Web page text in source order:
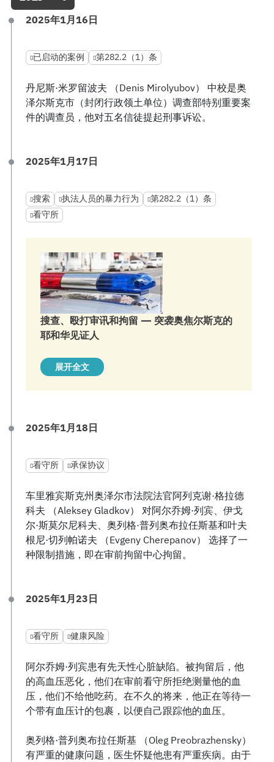
2025年1月16日
已启动的案例 第282.2（1）条
丹尼斯·米罗留波夫 （Denis Mirolyubov） 中校是奥
泽尔斯克市（封闭行政领土单位）调查部特别重要案
件的调查员，他对五名信徒提起刑事诉讼。
2025年1月17日
搜索 执法人员的暴力行为
第282.2（1）条
看守所
搜查、殴打审讯和拘留 — 突袭奥焦尔斯克的
耶和华见证人
展开全文
2025年1月18日
看守所 承保协议
车里雅宾斯克州奥泽尔市法院法官阿列克谢·格拉德
科夫 （Aleksey Gladkov） 对阿尔乔姆·列宾、伊戈
尔·斯莫尔尼科夫、奥列格·普列奥布拉任斯基和叶夫
根尼·切列帕诺夫 （Evgeny Cherepanov） 选择了一
种限制措施，即在审前拘留中心拘留。
2025年1月23日
看守所 健康风险
阿尔乔姆·列宾患有先天性心脏缺陷。被拘留后，他
的高血压恶化，他们在审前看守所拒绝测量他的血
压，他们不给他吃药。在不久的将来，他正在等待一
个带有血压计的包裹，以便自己跟踪他的血压。
奥列格·普列奥布拉任斯基 （Oleg Preobrazhensky）
有严重的健康问题，医生怀疑他患有严重疾病。由于